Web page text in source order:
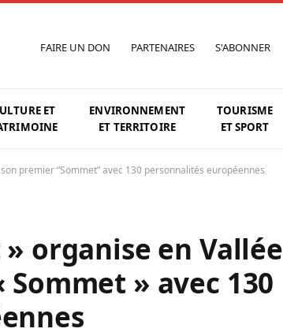
FAIRE UN DON PARTENAIRES S'ABONNER
ET
ENVIRONNEMENT
ET TERRITOIRE
TOURISME
ET SPORT
premier “Sommet” avec 130 personnalités européennes
organise en Vallée
Sommet » avec 130